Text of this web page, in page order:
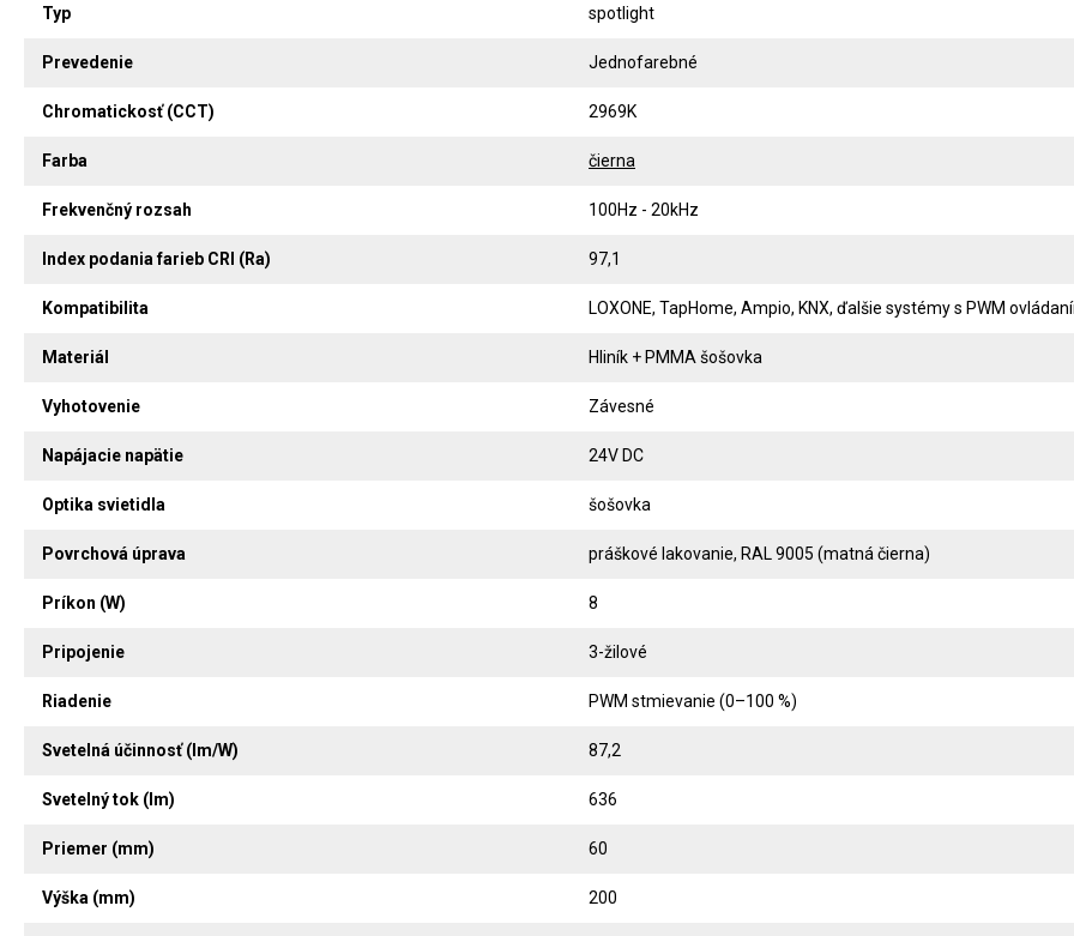
Typ spotlight
Prevedenie Jednofarebné
Chromatickosť (CCT) 2969K
Farba čierna
Frekvenčný rozsah 100Hz - 20kHz
Index podania farieb CRI (Ra) 97,1
Kompatibilita LOXONE, TapHome, Ampio, KNX, ďalšie systémy s PWM
Materiál Hliník + PMMA šošovka
Vyhotovenie Závesné
Napájacie napätie 24V DC
Optika svietidla šošovka
Povrchová úprava práškové lakovanie, RAL 9005 (matná čierna)
Príkon (W) 8
Pripojenie 3-žilové
Riadenie PWM stmievanie (0–100 %)
Svetelná účinnosť (lm/W) 87,2
Svetelný tok (lm) 636
Priemer (mm) 60
Výška (mm) 200